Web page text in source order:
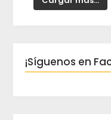
¡Síguenos en